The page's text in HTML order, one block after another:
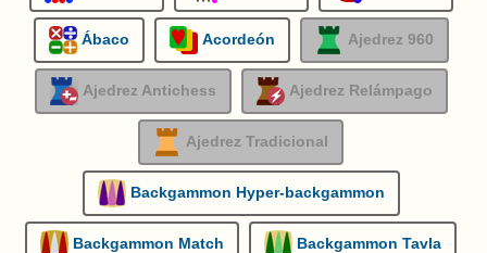
Ábaco Acordeón Ajedrez 960
Ajedrez Antichess Ajedrez Relámpago
Ajedrez Tradicional
Backgammon Hyper-backgammon
Backgammon Match Backgammon Tavla